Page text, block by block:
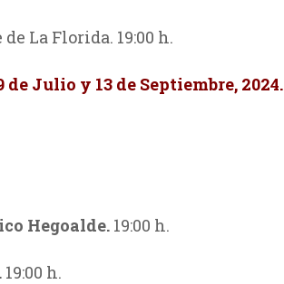
La Florida. 19:00 h.
de Julio y 13 de Septiembre, 2024.
Hegoalde. 19:00 h.
19:00 h.